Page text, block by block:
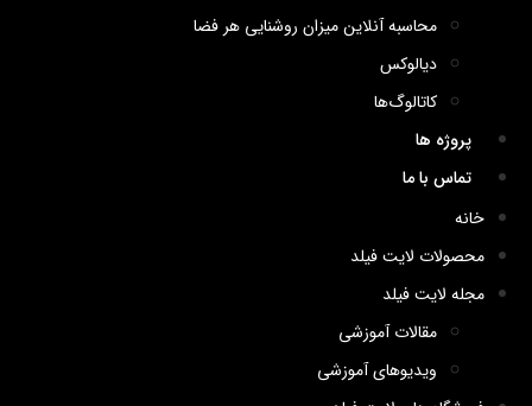
محاسبه آنلاین میزان روشنایی هر فضا
دیالوکس
کاتالوگ‌ها
پروژه ها
تماس با ما
خانه
محصولات لایت فیلد
مجله لایت فیلد
مقالات آموزشی
ویدیوهای آموزشی